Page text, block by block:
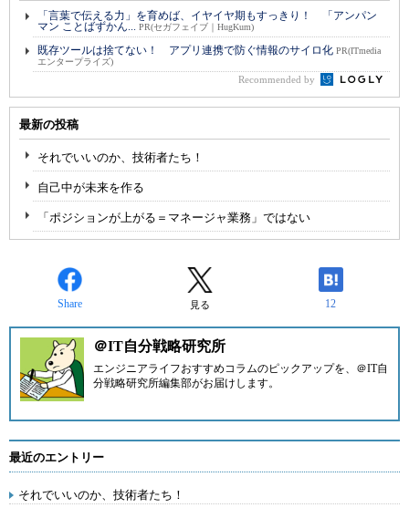
「言葉で伝える力」を育めば、イヤイヤ期もすっきり！ 「アンパン
マン ことばずかん... PR(セガフェイブ｜HugKum)
既存ツールは捨てない！ アプリ連携で防ぐ情報のサイロ化 PR(ITmedia
エンタープライズ)
Recommended by
最新の投稿
それでいいのか、技術者たち！
自己中が未来を作る
「ポジションが上がる＝マネージャ業務」ではない
Share 見る 12
＠IT自分戦略研究所
エンジニアライフおすすめコラムのピックアップを、 ＠IT自
分戦略研究所編集部がお届けします。
最近のエントリー
それでいいのか、技術者たち！